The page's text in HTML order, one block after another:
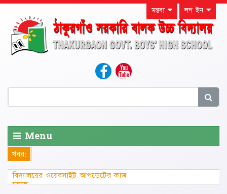
মন্তব্য লগ ইন
Menu
খবর:
বিদ্যালয়ের ওয়েবসাইট আপডেটের কাজ
চলছে...............